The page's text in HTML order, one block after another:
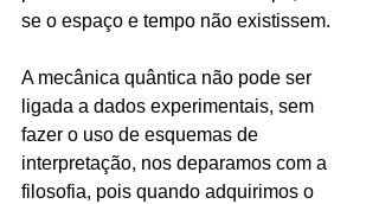
se o espaço e tempo não existissem.
A mecânica quântica não pode ser
ligada a dados experimentais, sem
fazer o uso de esquemas de
interpretação, nos deparamos com a
filosofia, pois quando adquirimos o